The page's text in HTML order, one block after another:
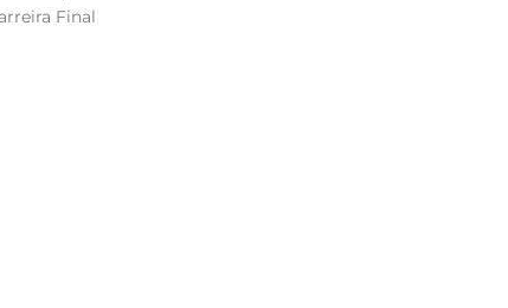
Final